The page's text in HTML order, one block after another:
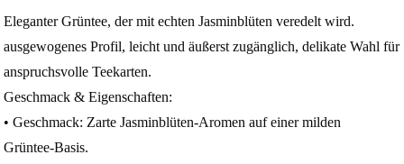
Eleganter Grüntee, der mit echten Jasminblüten veredelt wird.
ausgewogenes Profil, leicht und äußerst zugänglich, delikate Wahl für
anspruchsvolle Teekarten.
Geschmack & Eigenschaften:
• Geschmack: Zarte Jasminblüten‑Aromen auf einer milden
Grüntee‑Basis.